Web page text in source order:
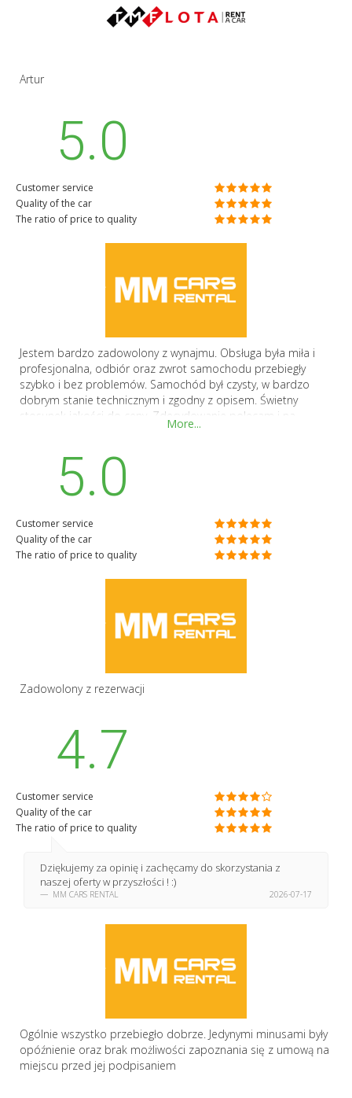
Artur
5.0
Customer service
Quality of the car
The ratio of price to quality
Jestem bardzo zadowolony z wynajmu. Obsługa była miła i
profesjonalna, odbiór oraz zwrot samochodu przebiegły
szybko i bez problemów. Samochód był czysty, w bardzo
dobrym stanie technicznym i zgodny z opisem. Świetny
stosunek jakości do ceny. Zdecydowanie polecam i na
pewno skorzystam ponownie.
More...
5.0
Customer service
Quality of the car
The ratio of price to quality
Zadowolony z rezerwacji
4.7
Customer service
Quality of the car
The ratio of price to quality
Dziękujemy za opinię i zachęcamy do skorzystania z
naszej oferty w przyszłości ! :)
MM CARS RENTAL 2026-07-17
Ogólnie wszystko przebiegło dobrze. Jedynymi minusami były
opóźnienie oraz brak możliwości zapoznania się z umową na
miejscu przed jej podpisaniem